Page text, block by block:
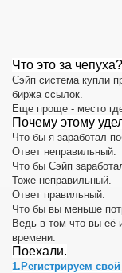
Что это за чепуха?
Сэйп система купли
биржа ссылок.
Еще проще - место
Почему этому
Что бы я заработал
Ответ неправильный.
Что бы Сэйп
Тоже неправильный.
Ответ правильный:
Что бы вы меньше
Ведь в том что вы её
времени.
Поехали.
1.Регистрируем